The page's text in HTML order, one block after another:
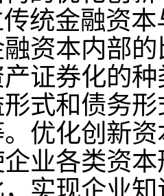
统金融资本
资本内部
证券化的
式和债务
优化创新
业各类资
实现企业